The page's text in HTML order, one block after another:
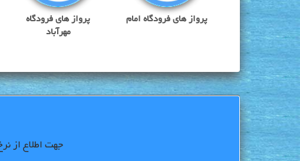
پرواز های فرودگاه امام
پرواز های فرودگاه
مهرآباد
جهت اطلاع از